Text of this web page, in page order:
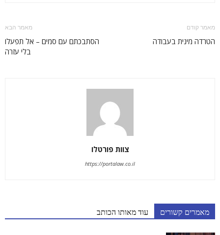
מאמר קודם
הטרדה מינית בעבודה
מאמר הבא
הסתבכתם עם סמים – אל תפעלו
בלי עזרה
צוות פורטלו
https://portalaw.co.il
מאמרים קשורים עוד מאותו הכותב